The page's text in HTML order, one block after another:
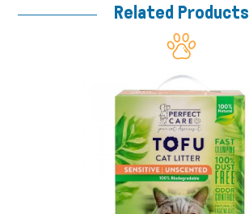
Related Products